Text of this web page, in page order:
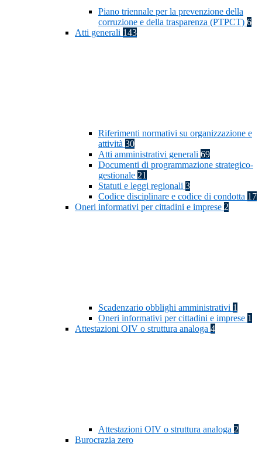
Piano triennale per la prevenzione della
corruzione e della trasparenza (PTPCT) 6
Atti generali 143
Riferimenti normativi su organizzazione e
attività 30
Atti amministrativi generali 69
Documenti di programmazione strategico-
gestionale 21
Statuti e leggi regionali 3
Codice disciplinare e codice di condotta 17
Oneri informativi per cittadini e imprese 2
Scadenzario obblighi amministrativi 1
Oneri informativi per cittadini e imprese 1
Attestazioni OIV o struttura analoga 4
Attestazioni OIV o struttura analoga 2
Burocrazia zero